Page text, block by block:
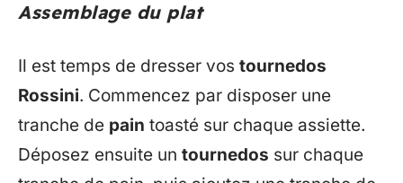
Assemblage du plat
Il est temps de dresser vos tournedos
Rossini. Commencez par disposer une
tranche de pain toasté sur chaque assiette.
Déposez ensuite un tournedos sur chaque